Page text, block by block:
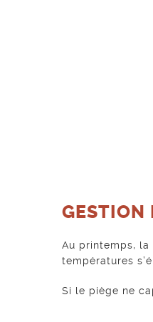
GESTION
Au printemps, la
températures
Si le piège ne